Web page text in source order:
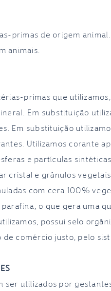
primas de origem animal.
animais.
primas que
Em substituição
Em substituição
Utilizamos corante
e partículas
cristal e grânulos
com cera 100%
o que gera uma
possui selo
comércio justo, pelo
ser utilizados por